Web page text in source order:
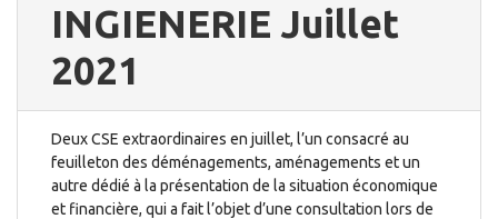
INGIENERIE Juillet
2021
Deux CSE extraordinaires en juillet, l’un consacré au
feuilleton des déménagements, aménagements et un
autre dédié à la présentation de la situation économique
et financière, qui a fait l’objet d’une consultation lors de